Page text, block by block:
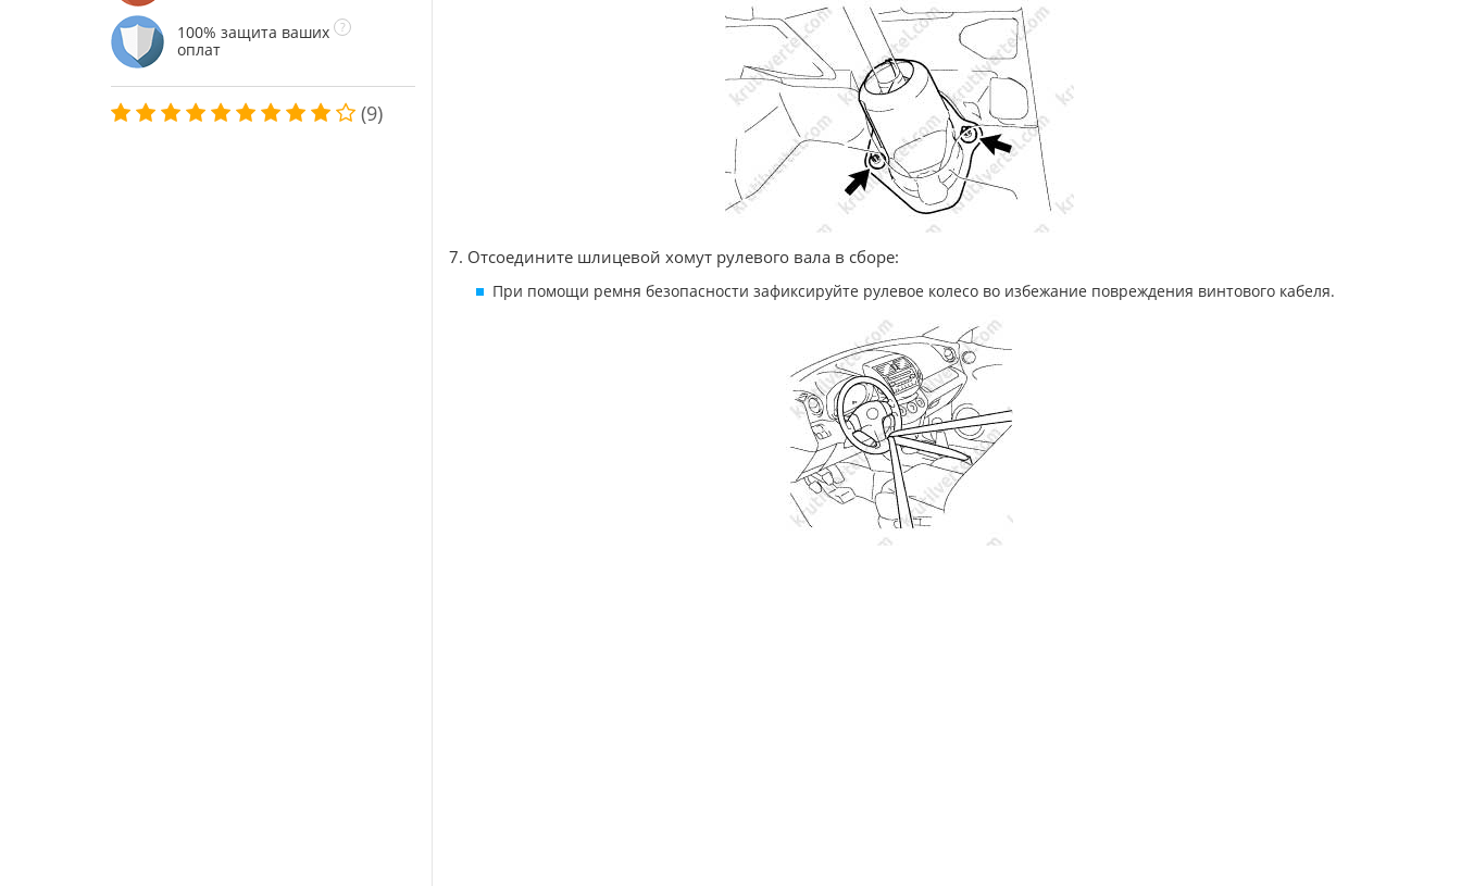
100% защита ваших
оплат
(9)
7. Отсоедините шлицевой хомут рулевого вала в сборе:
При помощи ремня безопасности зафиксируйте рулевое колесо во избежание повреждения винтового кабеля.